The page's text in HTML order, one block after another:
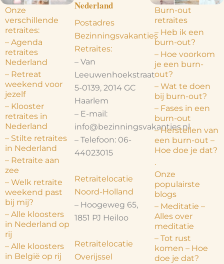
Onze
verschillende
retraites:
– Agenda
retraites
Nederland
– Retreat
weekend voor
jezelf
– Klooster
retraites in
Nederland
– Stilte retraites
in Nederland
– Retraite aan
zee
– Welk retraite
weekend past
bij mij?
– Alle kloosters
in Nederland op
rij
– Alle kloosters
in België op rij
Nederland
Postadres
Bezinningsvakanties
Retraites:
– Van
Leeuwenhoekstraat
5-0139, 2014 GC
Haarlem
– E-mail:
info@bezinningsvakanties.nl
– Telefoon: 06-
44023015
Retraitelocatie
Noord-Holland
– Hoogeweg 65,
1851 PJ Heiloo
Retraitelocatie
Overijssel
Burn-out
retraites
– Heb ik een
burn-out?
– Hoe voorkom
je een burn-
out?
– Wat te doen
bij burn-out?
– Fases in een
burn-out
– Herstellen van
een burn-out –
Hoe doe je dat?
.
Onze
populairste
blogs
– Meditatie –
Alles over
meditatie
– Tot rust
komen – Hoe
doe je dat?